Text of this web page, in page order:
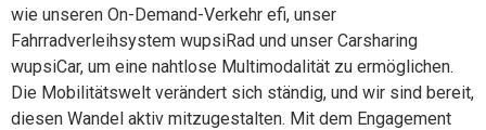
wie unseren On-Demand-Verkehr efi, unser
Fahrradverleihsystem wupsiRad und unser Carsharing
wupsiCar, um eine nahtlose Multimodalität zu ermöglichen.
Die Mobilitätswelt verändert sich ständig, und wir sind bereit,
diesen Wandel aktiv mitzugestalten. Mit dem Engagement